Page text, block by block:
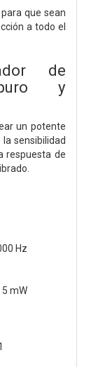
que sean
a todo el
de
y
un potente
sensibilidad
respuesta de
Hz
5 mW